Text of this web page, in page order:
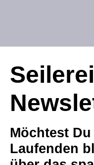
Seilerei
Möchtest
Laufenden